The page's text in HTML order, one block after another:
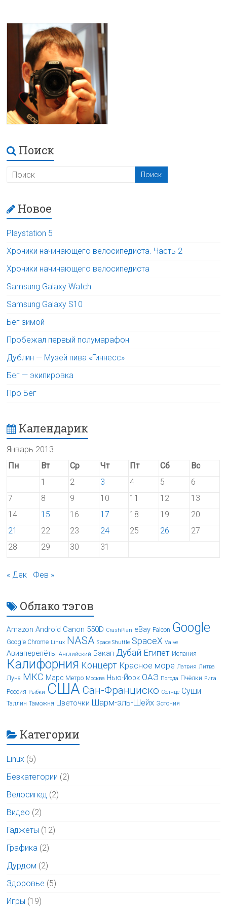
Поиск
Новое
Playstation 5
Хроники начинающего велосипедиста. Часть 2
Хроники начинающего велосипедиста
Samsung Galaxy Watch
Samsung Galaxy S10
Бег зимой
Пробежал первый полумарафон
Дублин — Музей пива «Гиннесс»
Бег — экипировка
Про Бег
Календарик
Январь 2013
Пн
Вт Ср Чт Пт Сб
Вс
1
2 3 4 5
6
7
8 9 10 11 12
13
14
15 16 17 18 19
20
21
22 23 24 25 26
27
28
29 30 31
« Дек Фев »
Облако тэгов
Amazon Android Canon 550D CrashPlan eBay Falcon Google
Google Chrome Linux NASA Space Shuttle SpaceX Valve
Авиаперелёты Английский Бэкап Дубай Египет Испания
Калифорния Концерт Красное море Латвия Литва
Луна МКС Марс Метро Москва Нью-Йорк ОАЭ Погода Пчёлки Рига
Россия Рыбки США Сан-Франциско Солнце Суши
Таллин Таможня Цветочки Шарм-эль-Шейх Эстония
Категории
Linux (5)
Безкатегории (2)
Велосипед (2)
Видео (2)
Гаджеты (12)
Графика (2)
Дурдом (2)
Здоровье (5)
Игры (19)